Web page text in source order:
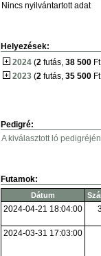
Nincs nyilvántartott adat
Helyezések:
2024 (2 futás, 38 500
2023 (2 futás, 35 500
Pedigré:
A kiválasztott ló
Futamok:
Dátum
2024-04-21 18:04:00
2024-03-31 17:03:00